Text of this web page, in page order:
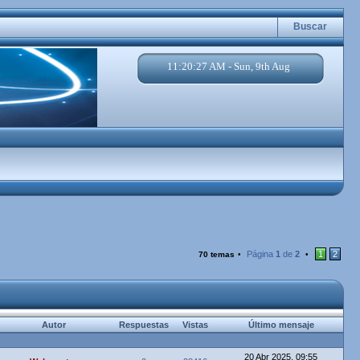
Buscar
11:20:28 AM - Sun, 9th Aug
70 temas • Página 1 de 2 • 1 2
Autor Respuestas Vistas Último mensaje
20 Abr 2025, 09:55